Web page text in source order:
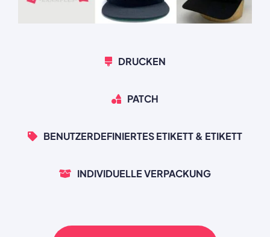
DRUCKEN
PATCH
BENUTZERDEFINIERTES ETIKETT & ETIKETT
INDIVIDUELLE VERPACKUNG